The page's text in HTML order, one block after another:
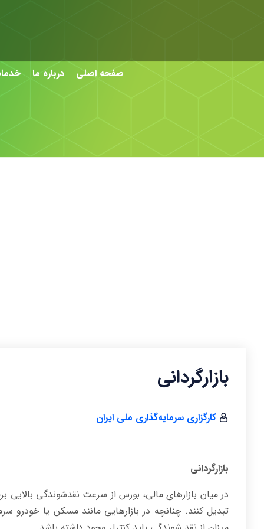
صفحه اصلی درباره ما
بازارگردانی
کارگزاری سرمایه‌گذاری ملی ایران
بازارگردانی
در میان بازارهای مالی، بورس از سرعت نقدشوندگی بالایی
تبدیل کنند. چنانچه در بازارهایی مانند مسکن یا